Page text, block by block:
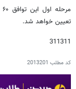
تعیین خواهد شد.
311311
کد مطلب 2013201